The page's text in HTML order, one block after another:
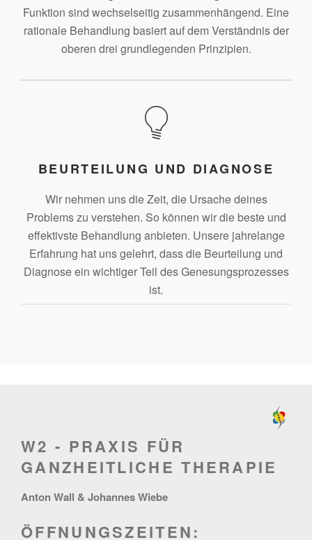
Funktion sind wechselseitig zusammenhängend. Eine
rationale Behandlung basiert auf dem Verständnis der
oberen drei grundlegenden Prinzipien.
BEURTEILUNG UND DIAGNOSE
Wir nehmen uns die Zeit, die Ursache deines
Problems zu verstehen. So können wir die beste und
effektivste Behandlung anbieten. Unsere jahrelange
Erfahrung hat uns gelehrt, dass die Beurteilung und
Diagnose ein wichtiger Teil des Genesungsprozesses
ist.
W2 - PRAXIS FÜR
GANZHEITLICHE THERAPIE
Anton Wall & Johannes Wiebe
ÖFFNUNGSZEITEN: